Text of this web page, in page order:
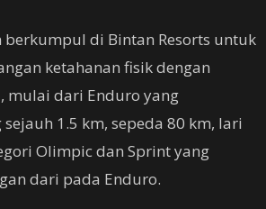
berkumpul di Bintan Resorts untuk
ketahanan fisik dengan
mulai dari Enduro yang
1.5 km, sepeda 80 km, lari
Olimpic dan Sprint yang
dari pada Enduro.